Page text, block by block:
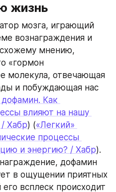
жизнь
мозга, играющий
вознаграждения и
мнению,
«гормон
молекула, отвечающая
и побуждающая нас
дофамин. Как
влияют на нашу
Хабр) («Легкий»
процессы
и энергию? / Хабр).
дофамин
в ощущении приятных